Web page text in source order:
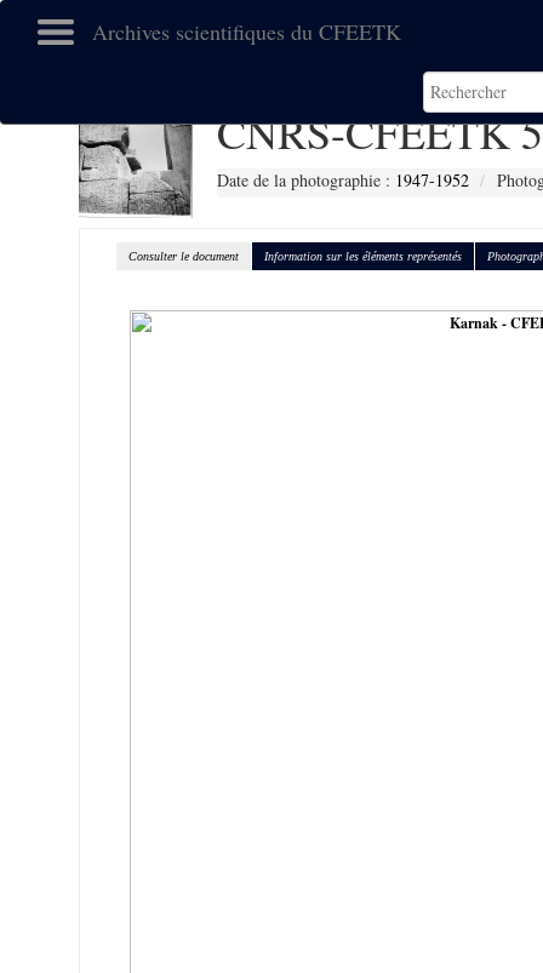
Archives scientifiques du CFEETK
CNRS-CFEETK
Date de la photographie : 1947-1952
Consulter le document Information sur les éléments représentés